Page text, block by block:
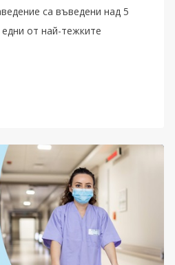
са въведени над 5
от най-тежките